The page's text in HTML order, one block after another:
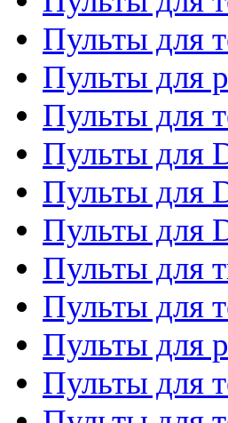
Пульты для
Пульты для
Пульты для
Пульты для
Пульты для
Пульты для
Пульты для
Пульты для
Пульты для
Пульты для